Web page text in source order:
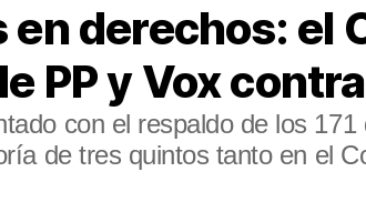
en derechos: el
PP y Vox
con el respaldo de los
de tres quintos tanto en el